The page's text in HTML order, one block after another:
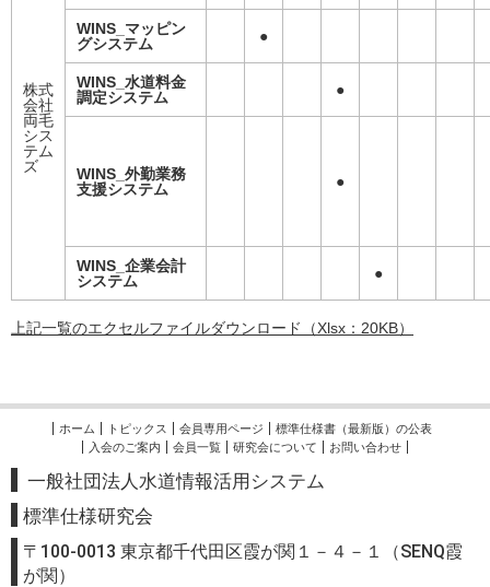
株式
会社
両毛
シス
テム
ズ
WINS_マッピン
グシステム
●
WINS_水道料金
調定システム
●
WINS_外勤業務
支援システム
●
WINS_企業会計
システム
●
上記一覧のエクセルファイルダウンロード（Xlsx：20KB）
ホーム トピックス 会員専用ページ
標準仕様書（最新版）の公表
入会のご案内
会員一覧 研究会について お問い合わせ
一般社団法人水道情報活用システム
標準仕様研究会
〒100-0013 東京都千代田区霞が関１－４－１（SENQ霞
が関）